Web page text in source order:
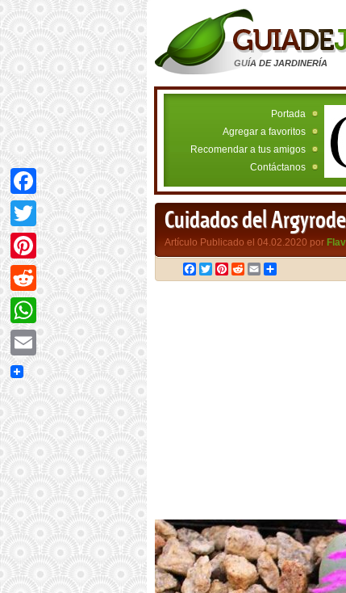
GUÍA DE JARDINERÍA
Portada
Agregar a favoritos
Recomendar a tus amigos
Contáctanos
Cuidados del
Artículo Publicado el 04.02.2020 por
Facebook
TwitterPinterest
RedditEmail
Facebook
Twitter
Pinterest
Reddit
WhatsApp
Email